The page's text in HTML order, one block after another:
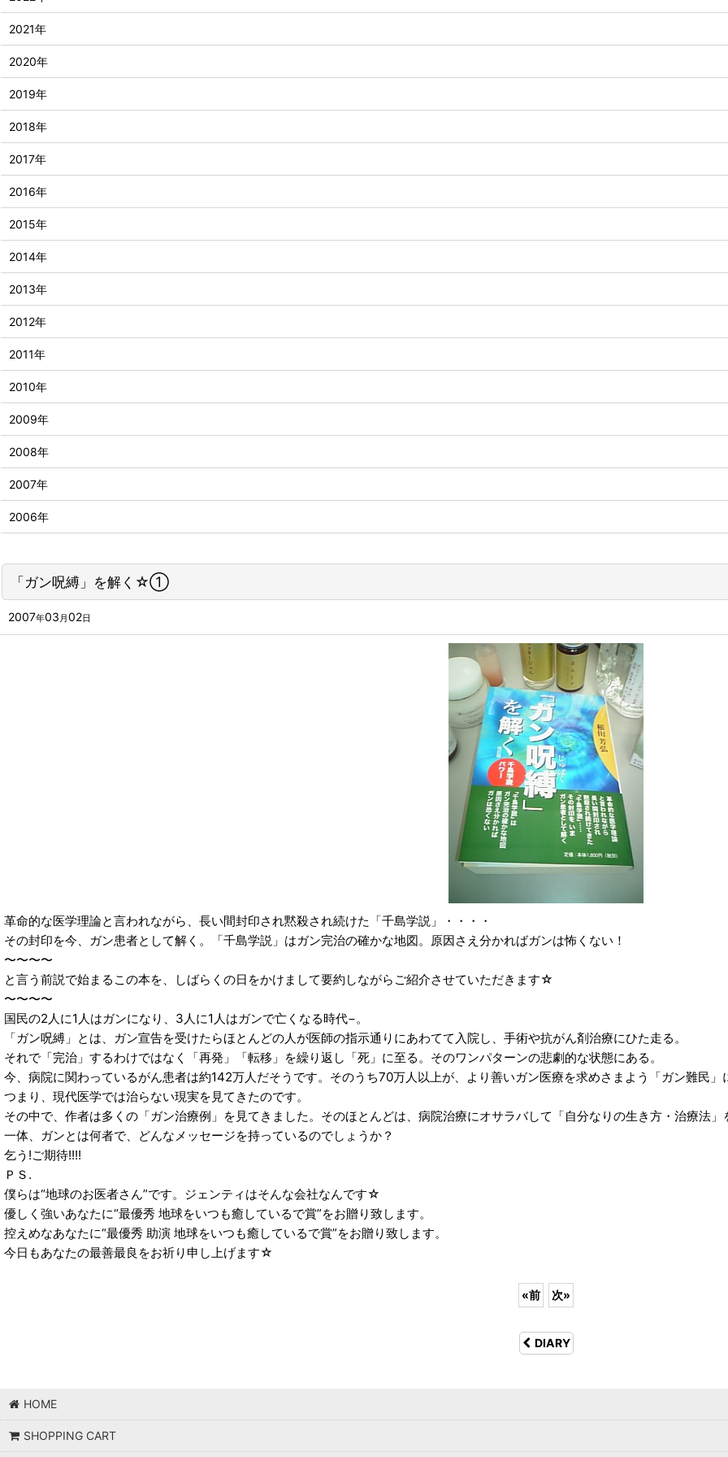
「ガン呪縛」を解く☆①
2007年03 月 02日
革命的な医学理論と言われながら、長い間封印され黙殺され続けた「千島学説」・・・・
その封印を今、ガン患者として解く。「千島学説」はガン完治の確かな地図。原因さえ分かればガンは怖くない！
〜〜〜〜
と言う前説で始まるこの本を、しばらくの日をかけまして要約しながらご紹介させていただきます☆
〜〜〜〜
国民の2人に1人はガンになり、3人に1人はガンで亡くなる時代−。
「ガン呪縛」とは、ガン宣告を受けたらほとんどの人が医師の指示通りにあわてて入院し、手術や抗がん剤治療にひた走る。
それで「完治」するわけではなく「再発」「転移」を繰り返し「死」に至る。そのワンパターンの悲劇的な状態にある。
今、病院に関わっているがん患者は約142万人だそうです。そのうち70万人以上が、より善いガン医療を求めさまよう「ガン難民」
つまり、現代医学では治らない現実を見てきたのです。
その中で、作者は多くの「ガン治療例」を見てきました。そのほとんどは、病院治療にオサラバして「自分なりの生き方・治療法
一体、ガンとは何者で、どんなメッセージを持っているのでしょうか？
乞う!ご期待!!!!
ＰＳ.
僕らは“地球のお医者さん”です。ジェンティはそんな会社なんです☆
優しく強いあなたに“最優秀 地球をいつも癒しているで賞”をお贈り致します。
控えめなあなたに“最優秀 助演 地球をいつも癒しているで賞”をお贈り致します。
今日もあなたの最善最良をお祈り申し上げます☆
«前 次»
DIARY
2021年
2020年
2019年
2018年
2017年
2016年
2015年
2014年
2013年
2012年
2011年
2010年
2009年
2008年
2007年
2006年
HOME
SHOPPING CART